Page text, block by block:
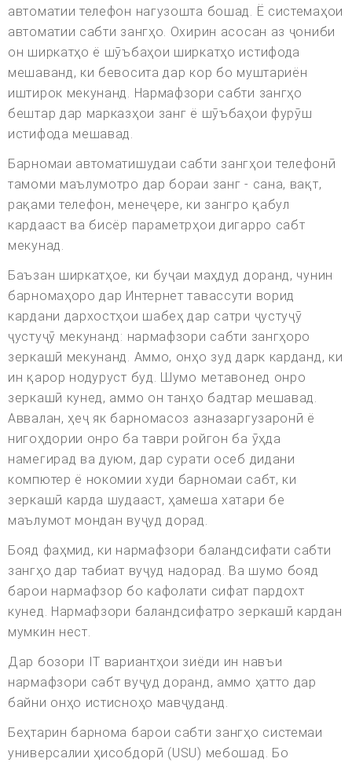
автоматии телефон нагузошта бошад. Ё системаҳои
автоматии сабти зангҳо. Охирин асосан аз ҷониби
он ширкатҳо ё шӯъбаҳои ширкатҳо истифода
мешаванд, ки бевосита дар кор бо муштариён
иштирок мекунанд. Нармафзори сабти зангҳо
бештар дар марказҳои занг ё шӯъбаҳои фурӯш
истифода мешавад.
Барномаи автоматишудаи сабти зангҳои телефонӣ
тамоми маълумотро дар бораи занг - сана, вақт,
рақами телефон, менеҷере, ки зангро қабул
кардааст ва бисёр параметрҳои дигарро сабт
мекунад.
Баъзан ширкатҳое, ки буҷаи маҳдуд доранд, чунин
барномаҳоро дар Интернет тавассути ворид
кардани дархостҳои шабеҳ дар сатри ҷустуҷӯ
ҷустуҷӯ мекунанд: нармафзори сабти зангҳоро
зеркашӣ мекунанд. Аммо, онҳо зуд дарк карданд, ки
ин қарор нодуруст буд. Шумо метавонед онро
зеркашӣ кунед, аммо он танҳо бадтар мешавад.
Аввалан, ҳеҷ як барномасоз азназаргузаронӣ ё
нигоҳдории онро ба таври ройгон ба ӯҳда
намегирад ва дуюм, дар сурати осеб дидани
компютер ё нокомии худи барномаи сабт, ки
зеркашӣ карда шудааст, ҳамеша хатари бе
маълумот мондан вуҷуд дорад.
Бояд фаҳмид, ки нармафзори баландсифати сабти
зангҳо дар табиат вуҷуд надорад. Ва шумо бояд
барои нармафзор бо кафолати сифат пардохт
кунед. Нармафзори баландсифатро зеркашӣ кардан
мумкин нест.
Дар бозори IT вариантҳои зиёди ин навъи
нармафзори сабт вуҷуд доранд, аммо ҳатто дар
байни онҳо истисноҳо мавҷуданд.
Беҳтарин барнома барои сабти зангҳо системаи
универсалии ҳисобдорӣ (USU) мебошад. Бо